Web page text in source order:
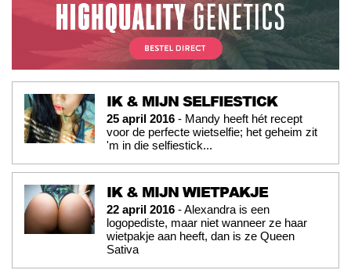
IK & MIJN SELFIESTICK
25 april 2016 - Mandy heeft hét recept
voor de perfecte wietselfie; het geheim zit
'm in die selfiestick...
IK & MIJN WIETPAKJE
22 april 2016 - Alexandra is een
logopediste, maar niet wanneer ze haar
wietpakje aan heeft, dan is ze Queen
Sativa